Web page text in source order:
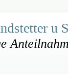
u